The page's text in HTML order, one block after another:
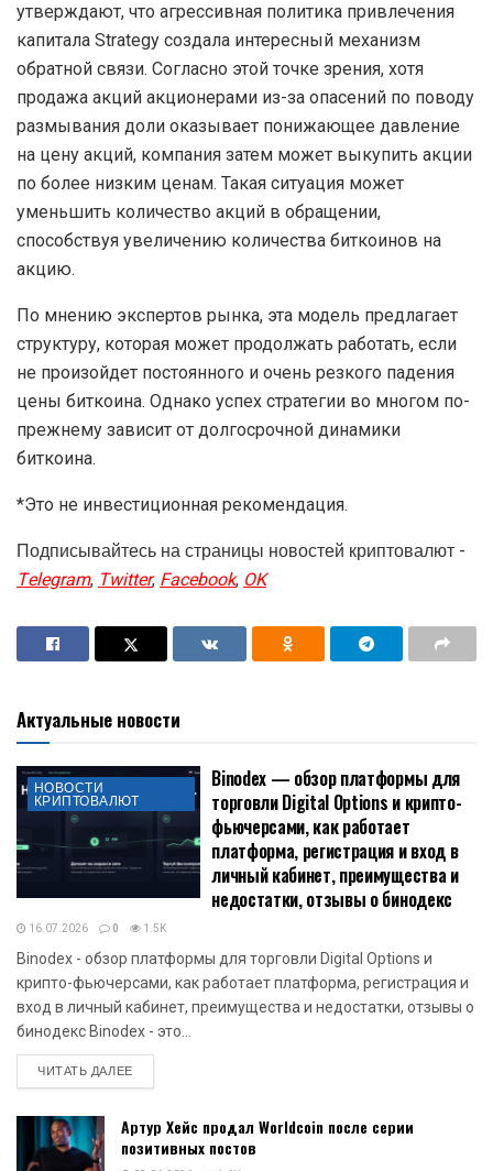
утверждают, что агрессивная политика привлечения
капитала Strategy создала интересный механизм
обратной связи. Согласно этой точке зрения, хотя
продажа акций акционерами из-за опасений по поводу
размывания доли оказывает понижающее давление
на цену акций, компания затем может выкупить акции
по более низким ценам. Такая ситуация может
уменьшить количество акций в обращении,
способствуя увеличению количества биткоинов на
акцию.
По мнению экспертов рынка, эта модель предлагает
структуру, которая может продолжать работать, если
не произойдет постоянного и очень резкого падения
цены биткоина. Однако успех стратегии во многом по-
прежнему зависит от долгосрочной динамики
биткоина.
*Это не инвестиционная рекомендация.
Подписывайтесь на страницы новостей криптовалют -
Telegram,Twitter,Facebook,OK
Актуальные новости
НОВОСТИ
КРИПТОВАЛЮТ
Binodex — обзор платформы для
торговли Digital Options и крипто-
фьючерсами, как работает
платформа, регистрация и вход в
личный кабинет, преимущества и
недостатки, отзывы о бинодекс
16.07.2026 0 1.5K
Binodex - обзор платформы для торговли Digital Options и
крипто-фьючерсами, как работает платформа, регистрация и
вход в личный кабинет, преимущества и недостатки, отзывы о
бинодекс Binodex - это...
ЧИТАТЬ ДАЛЕЕDETAILS
Артур Хейс продал Worldcoin после серии
позитивных постов